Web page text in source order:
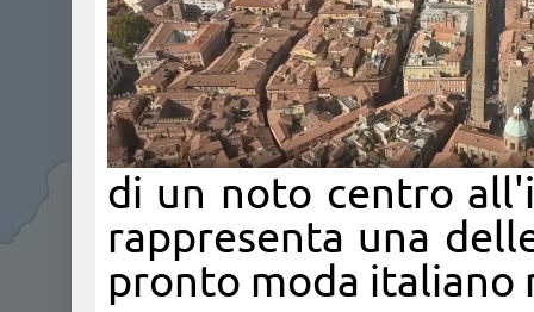
di un noto centro
rappresenta una
pronto moda italiano